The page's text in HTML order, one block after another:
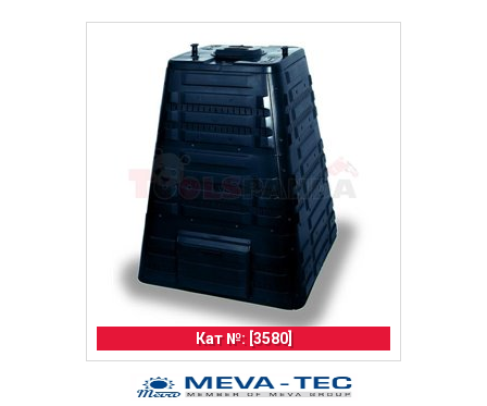
Кат №: [3580]